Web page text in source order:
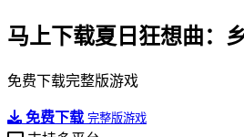
马上下载夏日狂想曲：
免费下载完整版游戏
免费下载 完整版游戏